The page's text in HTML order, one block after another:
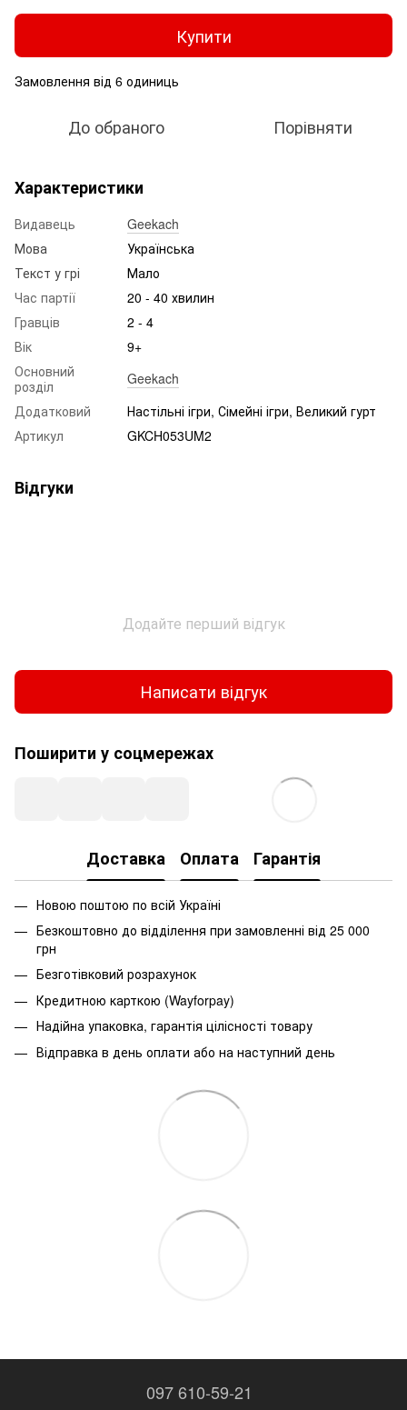
Купити
Замовлення від 6 одиниць
До обраного Порівняти
Характеристики
Видавець
Geekach
Мова
Українська
Текст у грі
Мало
Час партії
20 - 40 хвилин
Гравців
2 - 4
Вік
9+
Основний
розділ
Geekach
Додатковий
Настільні ігри, Сімейні ігри, Великий гурт
Артикул
GKCH053UM2
Відгуки
Додайте перший відгук
Написати відгук
Поширити у соцмережах
Доставка Оплата Гарантія
Новою поштою по всій Україні
Безкоштовно до відділення при замовленні від 25 000
грн
Безготівковий розрахунок
Кредитною карткою (Wayforpay)
Надійна упаковка, гарантія цілісності товару
Відправка в день оплати або на наступний день
097 610-59-21